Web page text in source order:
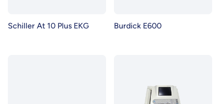
Schiller At 10 Plus EKG Burdick E600